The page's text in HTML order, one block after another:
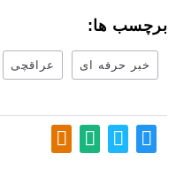
برچسب ها:
خبر حرفه ای عراقچی